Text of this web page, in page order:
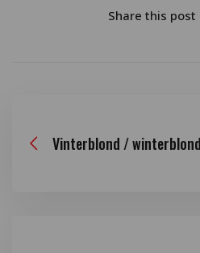
Share this post
Vinterblond /